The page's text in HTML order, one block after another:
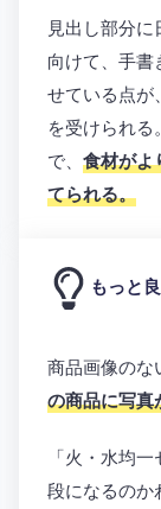
見出し部分
向けて、手
せている点が、
を受けられ
で、 食材がよ
てられる。
もっと
商品画像のな
の商品に写真
「火・水均
段になるのか